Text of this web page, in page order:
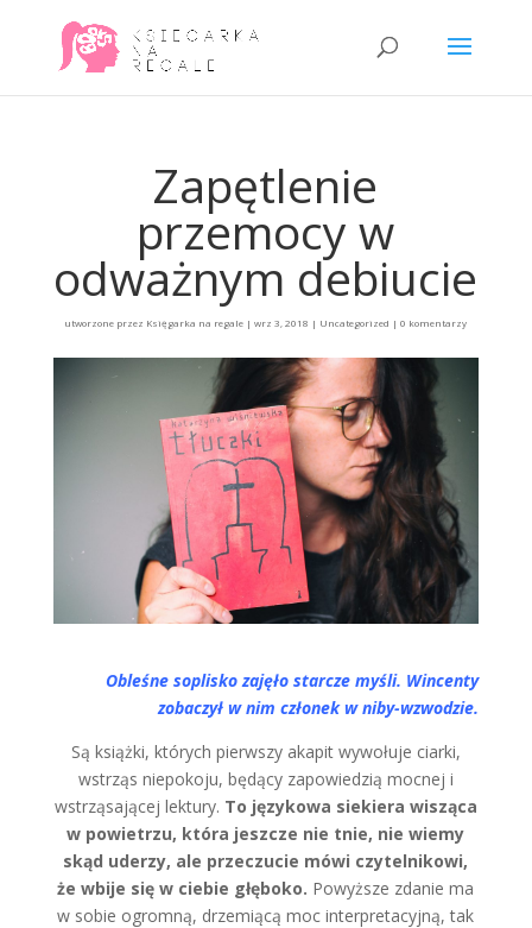
Zapętlenie
przemocy w
odważnym debiucie
utworzone przez Księgarka na regale |wrz 3, 2018 | Uncategorized |0 komentarzy
Obleśne soplisko zajęło starcze myśli. Wincenty
zobaczył w nim członek w niby-wzwodzie.
Są książki, których pierwszy akapit wywołuje ciarki,
wstrząs niepokoju, będący zapowiedzią mocnej i
wstrząsającej lektury. To językowa siekiera wisząca
w powietrzu, która jeszcze nie tnie, nie wiemy
skąd uderzy, ale przeczucie mówi czytelnikowi,
że wbije się w ciebie głęboko. Powyższe zdanie ma
w sobie ogromną, drzemiącą moc interpretacyjną, tak